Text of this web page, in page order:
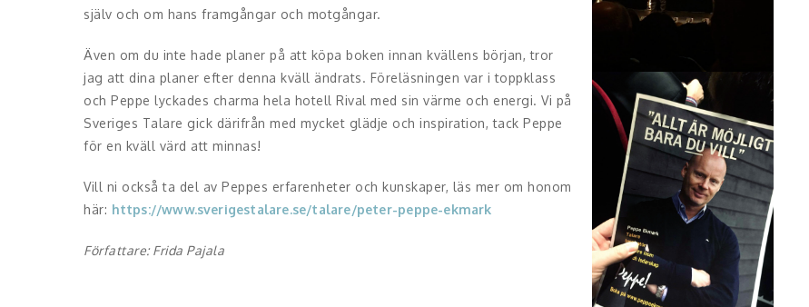
själv och om hans framgångar och motgångar.
Även om du inte hade planer på att köpa boken innan kvällens början, tror
jag att dina planer efter denna kväll ändrats. Föreläsningen var i toppklass
och Peppe lyckades charma hela hotell Rival med sin värme och energi. Vi på
Sveriges Talare gick därifrån med mycket glädje och inspiration, tack Peppe
för en kväll värd att minnas!
Vill ni också ta del av Peppes erfarenheter och kunskaper, läs mer om honom
här: https://www.sverigestalare.se/talare/peter-peppe-ekmark
Författare: Frida Pajala